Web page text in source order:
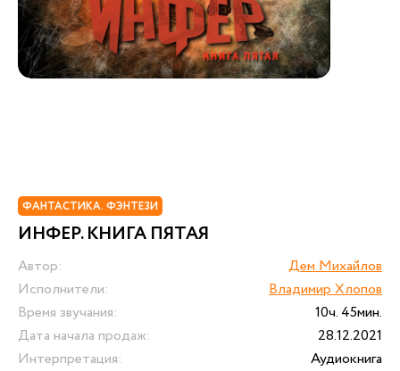
ФАНТАСТИКА. ФЭНТЕЗИ
ИНФЕР. КНИГА ПЯТАЯ
Автор:
Дем Михайлов
Исполнители:
Владимир Хлопов
Время звучания:
10ч. 45мин.
Дата начала продаж:
28.12.2021
Интерпретация:
Аудиокнига